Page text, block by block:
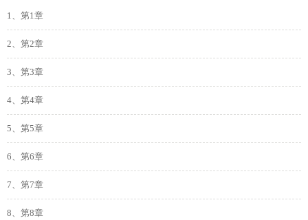
1、第1章
2、第2章
3、第3章
4、第4章
5、第5章
6、第6章
7、第7章
8、第8章